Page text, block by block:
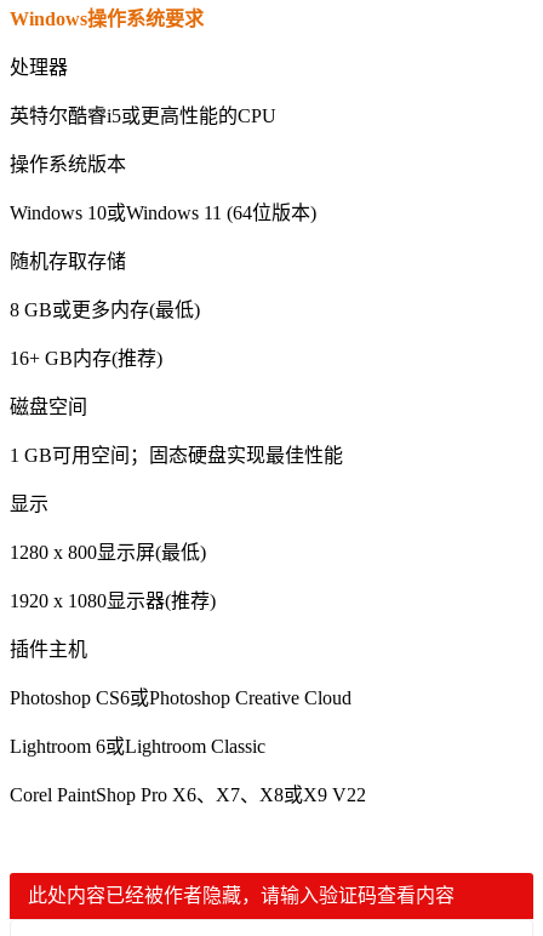
Windows操作系统要求
处理器
英特尔酷睿i5或更高性能的CPU
操作系统版本
Windows 10或Windows 11 (64位版本)
随机存取存储
8 GB或更多内存(最低)
16+ GB内存(推荐)
磁盘空间
1 GB可用空间；固态硬盘实现最佳性能
显示
1280 x 800显示屏(最低)
1920 x 1080显示器(推荐)
插件主机
Photoshop CS6或Photoshop Creative Cloud
Lightroom 6或Lightroom Classic
Corel PaintShop Pro X6、X7、X8或X9 V22
此处内容已经被作者隐藏，请输入验证码查看内容